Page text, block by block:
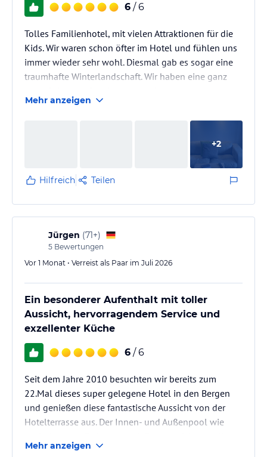
6 / 6
Tolles Familienhotel, mit vielen Attraktionen für die
Kids. Wir waren schon öfter im Hotel und fühlen uns
immer wieder sehr wohl. Diesmal gab es sogar eine
traumhafte Winterlandschaft. Wir haben eine ganz
Mehr anzeigen
+2
Hilfreich Teilen
Jürgen (71+)
5 Bewertungen
Vor 1 Monat • Verreist als Paar im Juli 2026
Ein besonderer Aufenthalt mit toller
Aussicht, hervorragendem Service und
exzellenter Küche
6 / 6
Seit dem Jahre 2010 besuchten wir bereits zum
22.Mal dieses super gelegene Hotel in den Bergen
und genießen diese fantastische Aussicht von der
Hotelterrasse aus. Der Innen- und Außenpool wie
uns "Urlaub pur". Das Spitzenpersonal mit seiner
Mehr anzeigen